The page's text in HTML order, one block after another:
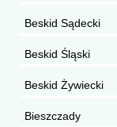
Beskid Sądecki
Beskid Śląski
Beskid Żywiecki
Bieszczady